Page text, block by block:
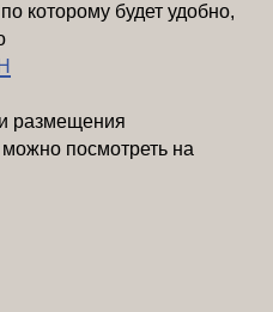
которому будет удобно,
размещения
посмотреть на